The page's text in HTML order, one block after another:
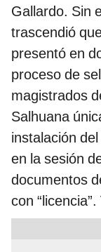
Gallardo. Sin
trascendió
presentó en
proceso de
magistrados
Salhuana
instalación
en la sesión
documentos
con